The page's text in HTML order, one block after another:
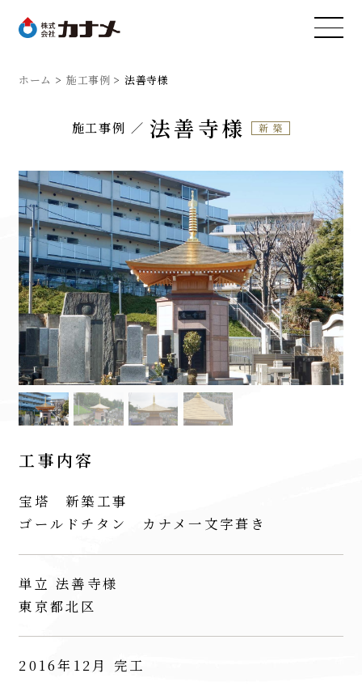
ホーム 施工事例 法善寺様
施工事例 法善寺様 新築
工事内容
宝塔 新築工事
ゴールドチタン カナメ一文字葺き
単立 法善寺様
東京都北区
2016年12月 完工